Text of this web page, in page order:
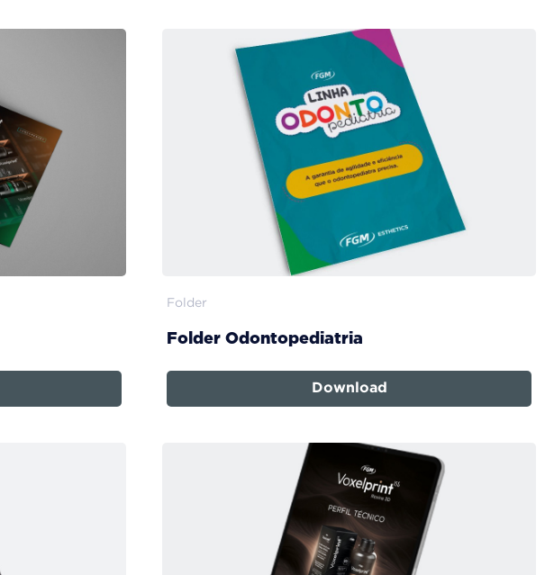
Folder
Folder Odontopediatria
Download